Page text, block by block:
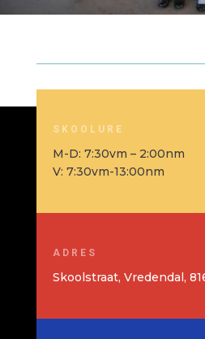
SKOOLURE
M-D: 7:30vm – 2:00nm
V: 7:30vm-13:00nm
ADRES
Skoolstraat, Vredendal,